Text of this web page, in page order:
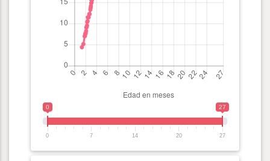
0 27
0 7 14 20 27